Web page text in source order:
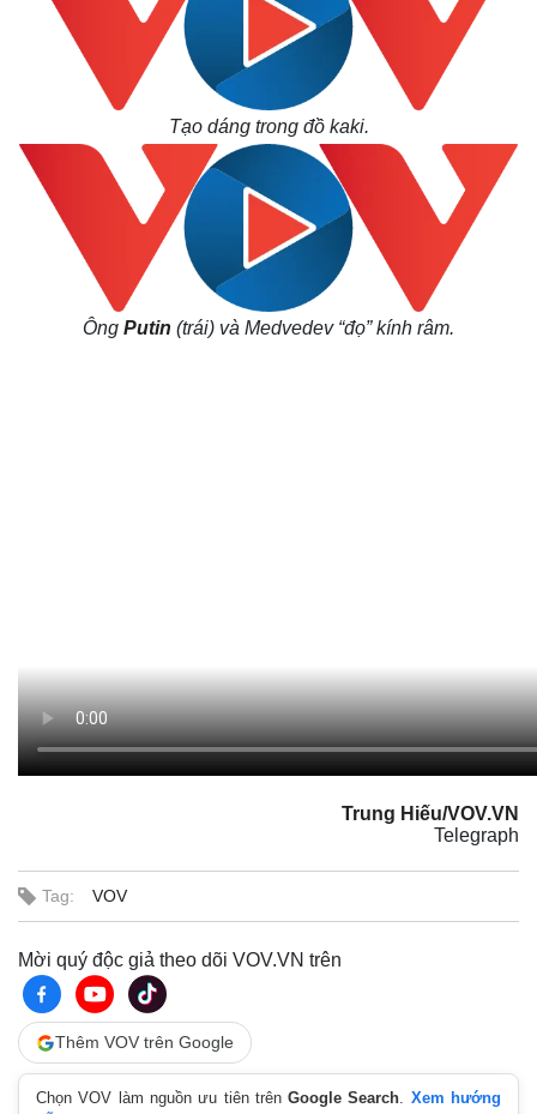
Thế giới thể thao
eSports
Hậu trường
Tư vấn
Tạo dáng trong đồ kaki.
Ông Putin (trái) và Medvedev “đọ” kính râm.
Trung Hiếu/VOV.VN
Telegraph
Tag: VOV
Mời quý độc giả theo dõi VOV.VN trên
Thêm VOV trên Google
Chọn VOV làm nguồn ưu tiên trênGoogle Search. Xem hướng